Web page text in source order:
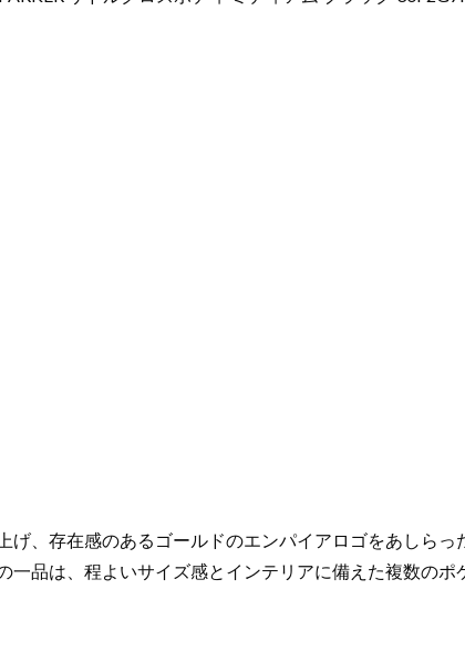
、存在感のあるゴールドのエンパイアロゴをあしらっ
一品は、程よいサイズ感とインテリアに備えた複数の